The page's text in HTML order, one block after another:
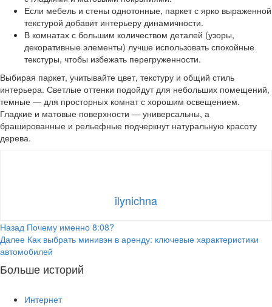
Если мебель и стены однотонные, паркет с ярко выраженной
текстурой добавит интерьеру динамичности.
В комнатах с большим количеством деталей (узоры,
декоративные элементы) лучше использовать спокойные
текстуры, чтобы избежать перегруженности.
Выбирая паркет, учитывайте цвет, текстуру и общий стиль
интерьера. Светлые оттенки подойдут для небольших помещений,
темные — для просторных комнат с хорошим освещением.
Гладкие и матовые поверхности — универсальны, а
брашированные и рельефные подчеркнут натуральную красоту
дерева.
ilynichna
Продолжить
чтение
Назад Почему именно 8:08?
Далее Как выбрать минивэн в аренду: ключевые характеристики
автомобилей
Больше историй
Интернет